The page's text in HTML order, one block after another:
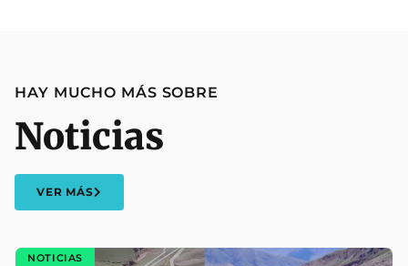
HAY MUCHO MÁS SOBRE
Noticias
VER MÁS
NOTICIAS